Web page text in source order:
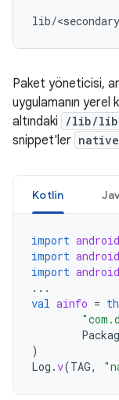
Paket yöneticisi,
uygulamanın yerel
altındaki
/lib/
snippet'ler
Kotlin
import
import
import
...
val ainfo =
)
Log .v(TAG,